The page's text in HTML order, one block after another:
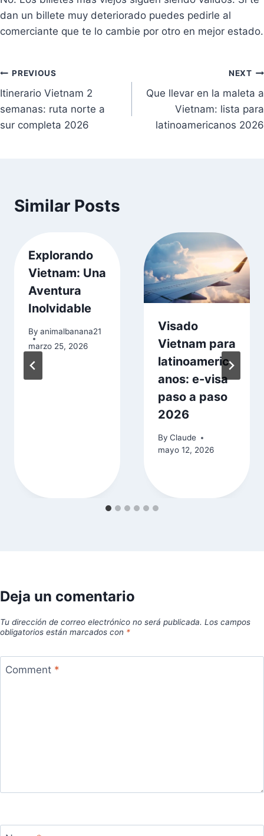
dan un billete muy deteriorado puedes pedirle al
comerciante que te lo cambie por otro en mejor estado.
Navegación
de
entradas
PREVIOUS
Itinerario Vietnam 2
semanas: ruta norte a
sur completa 2026
NEXT
Que llevar en la maleta a
Vietnam: lista para
latinoamericanos 2026
Similar Posts
Explorando
Vietnam: Una
Aventura
Inolvidable
By animalbanana21
marzo 25, 2026
Visado
Vietnam para
latinoameric
anos: e-visa
paso a paso
2026
By Claude
mayo 12, 2026
Deja un comentario
Tu dirección de correo electrónico no será publicada. Los campos
obligatorios están marcados con *
Comment *